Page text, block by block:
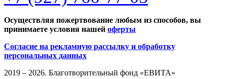
Осуществляя пожертвование любым из способов, вы
принимаете условия нашей оферты
Согласие на рекламную рассылку и обработку
персональных данных
2019 – 2026. Благотворительный фонд «ЕВИТА»